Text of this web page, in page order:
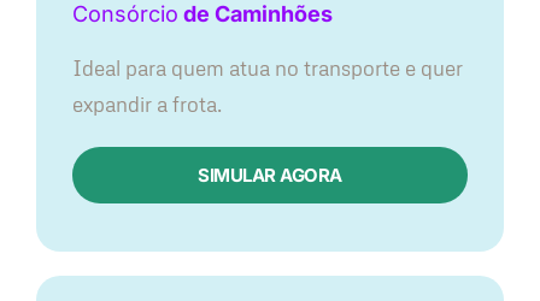
Consórcio de Caminhões
Ideal para quem atua no transporte e quer
expandir a frota.
SIMULAR AGORA